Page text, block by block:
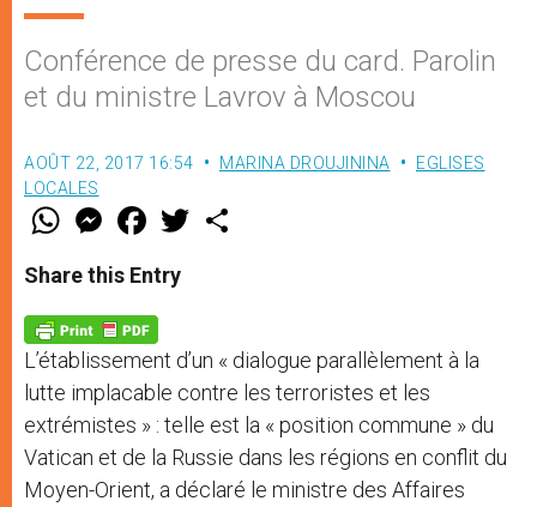
Conférence de presse du card. Parolin
et du ministre Lavrov à Moscou
AOÛT 22, 2017 16:54 MARINA DROUJININA
EGLISES
LOCALES
W
t
s
p
p
M
e
s
e
g
e
r
F
a
e
b
o
k
w
Share this Entry
L’établissement d’un « dialogue parallèlement à la
lutte implacable contre les terroristes et les
extrémistes » : telle est la « position commune » du
Vatican et de la Russie dans les régions en conflit du
Moyen-Orient, a déclaré le ministre des Affaires